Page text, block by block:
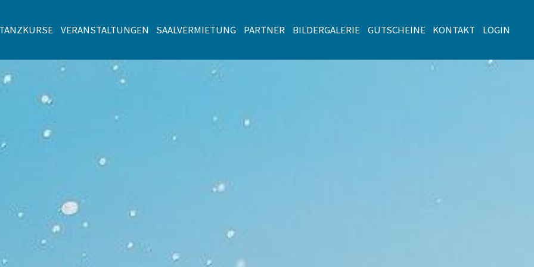
TANZKURSE VERANSTALTUNGEN SAALVERMIETUNG PARTNER BILDERGALERIE GUTSCHEINE KONTAKT LOGIN